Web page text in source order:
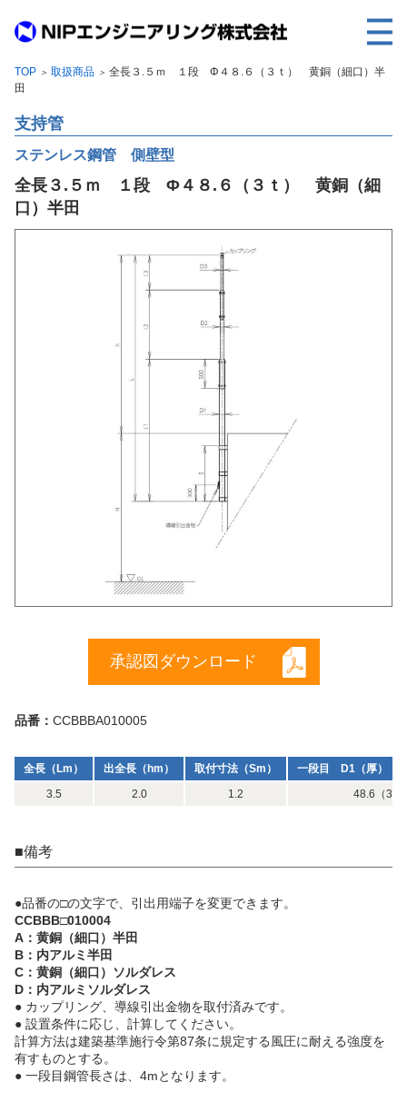
TOP
事業内容
取扱製品
各種実績
会社案内
個人データの共同利用について
TOP ＞ 取扱商品 ＞ 全長３.５ｍ １段 Φ４８.６（３ｔ） 黄銅（細口）半
田
支持管
ステンレス鋼管 側壁型
全長３.５ｍ １段 Φ４８.６（３ｔ） 黄銅（細
口）半田
承認図ダウンロード
品番： CCBBBA010005
全長（Lm） 出全長（hm） 取付寸法（Sm）
一段目 D1（厚）（
3.5
2.0 1.2 48.6（3）
■備考
●品番の□の文字で、引出用端子を変更できます。
CCBBB□010004
A：黄銅（細口）半田
B：内アルミ半田
C：黄銅（細口）ソルダレス
D：内アルミソルダレス
● カップリング、導線引出金物を取付済みです。
● 設置条件に応じ、計算してください。
計算方法は建築基準施行令第87条に規定する風圧に耐える強度を
有すものとする。
● 一段目鋼管長さは、4mとなります。